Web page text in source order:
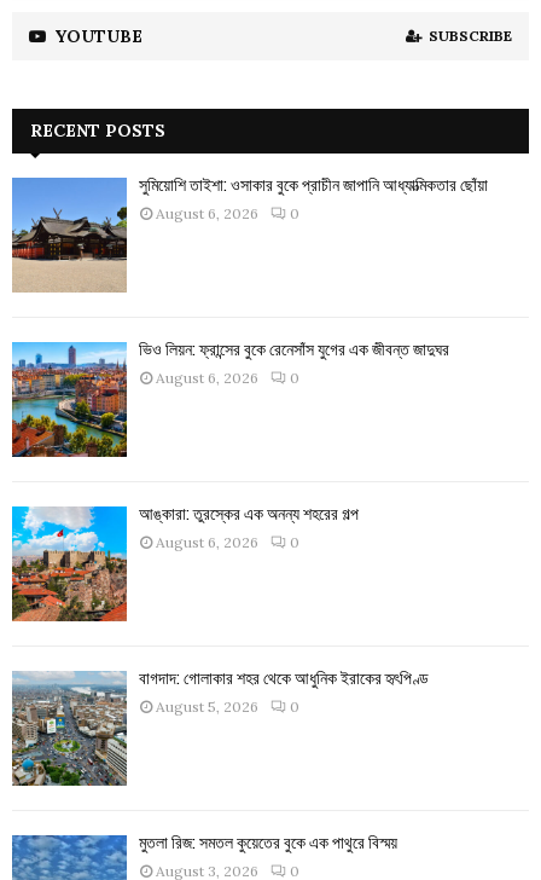
YOUTUBE SUBSCRIBE
RECENT POSTS
সুমিয়োশি তাইশা: ওসাকার বুকে প্রাচীন জাপানি আধ্যাত্মিকতার ছোঁয়া
August 6, 2026 0
ভিও লিয়ন: ফ্রান্সের বুকে রেনেসাঁস যুগের এক জীবন্ত জাদুঘর
August 6, 2026 0
আঙ্কারা: তুরস্কের এক অনন্য শহরের গল্প
August 6, 2026 0
বাগদাদ: গোলাকার শহর থেকে আধুনিক ইরাকের হৃৎপিণ্ড
August 5, 2026 0
মুতলা রিজ: সমতল কুয়েতের বুকে এক পাথুরে বিস্ময়
August 3, 2026 0